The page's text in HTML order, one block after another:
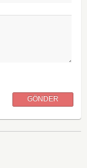
GÖNDER